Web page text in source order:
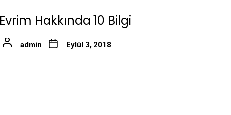
Evrim Hakkında 10 Bilgi
admin Eylül 3, 2018